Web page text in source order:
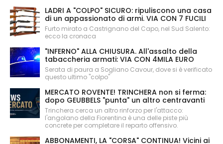
LADRI A "COLPO" SICURO: ripuliscono una casa
di un appassionato di armi. VIA CON 7 FUCILI
Furto mirato a Castrignano del Capo, nel Sud Salento:
ecco la cronaca
"INFERNO" ALLA CHIUSURA. All'assalto della
tabaccheria armati: VIA CON 4MILA EURO
Serata di paura a Sogliano Cavour, dove si è verificato
questo ultimo "colpo"
MERCATO ROVENTE! TRINCHERA non si ferma:
dopo GEUBBELS "punta" un altro centravanti
Trinchera cerca un altro rinforzo per l'attacco:
l'angolano della Fiorentina è una delle piste più
concrete per completare il reparto offensivo.
ABBONAMENTI, LA "CORSA" CONTINUA! Vicini ai